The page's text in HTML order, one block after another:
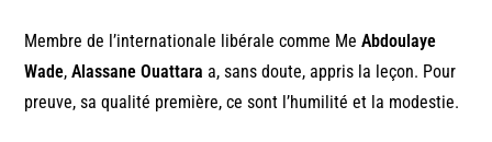
Membre de l’internationale libérale comme MeAbdoulaye
Wade,Alassane Ouattara a, sans doute, appris la leçon. Pour
preuve, sa qualité première, ce sont l’humilité et la modestie.